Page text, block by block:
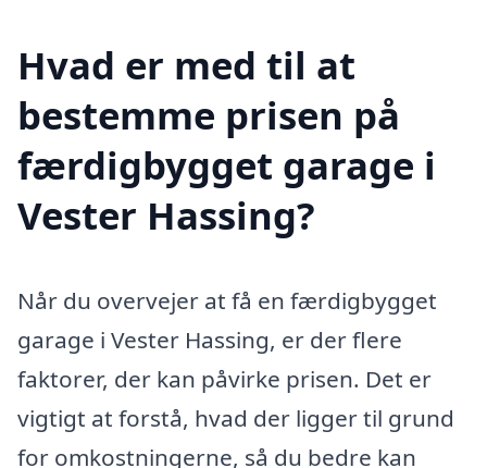
Hvad er med til at
bestemme prisen på
færdigbygget garage i
Vester Hassing?
Når du overvejer at få en færdigbygget
garage i Vester Hassing, er der flere
faktorer, der kan påvirke prisen. Det er
vigtigt at forstå, hvad der ligger til grund
for omkostningerne, så du bedre kan